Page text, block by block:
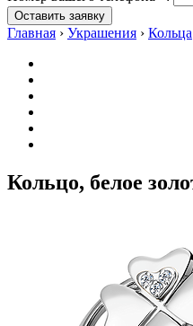
Оставить заявку
Главная › Украшения › Кольца
Кольцо, белое